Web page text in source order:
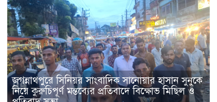
জগন্নাথপুরে সিনিয়র সাংবাদিক সানোয়ার হাসান সুনুকে
নিয়ে কুরুচিপূর্ণ মন্তব্যের প্রতিবাদে বিক্ষোভ মিছিল ও